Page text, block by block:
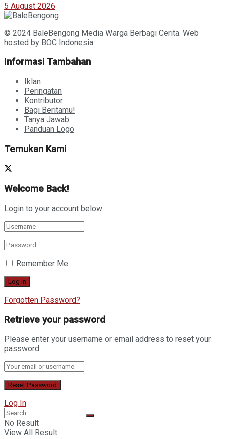
5 August 2026
© 2024 BaleBengong Media Warga Berbagi Cerita. Web
hosted by BOC Indonesia
Informasi Tambahan
Iklan
Peringatan
Kontributor
Bagi Beritamu!
Tanya Jawab
Panduan Logo
Temukan Kami
Welcome Back!
Login to your account below
Remember Me
Forgotten Password?
Retrieve your password
Please enter your username or email address to reset your
password.
Log In
No Result
View All Result